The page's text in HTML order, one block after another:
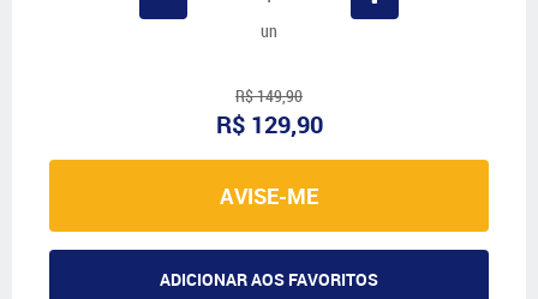
un
R$ 149,90
R$ 129,90
AVISE-ME
ADICIONAR AOS FAVORITOS